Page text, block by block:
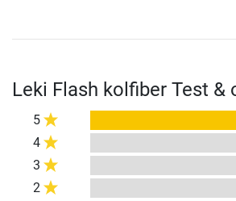
Leki Flash kolfiber Test &
5
4
3
2